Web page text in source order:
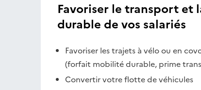
Favoriser le transport et
durable de vos salariés
Favoriser les trajets à vélo ou en
(forfait mobilité durable, prime
Convertir votre flotte de véhicules